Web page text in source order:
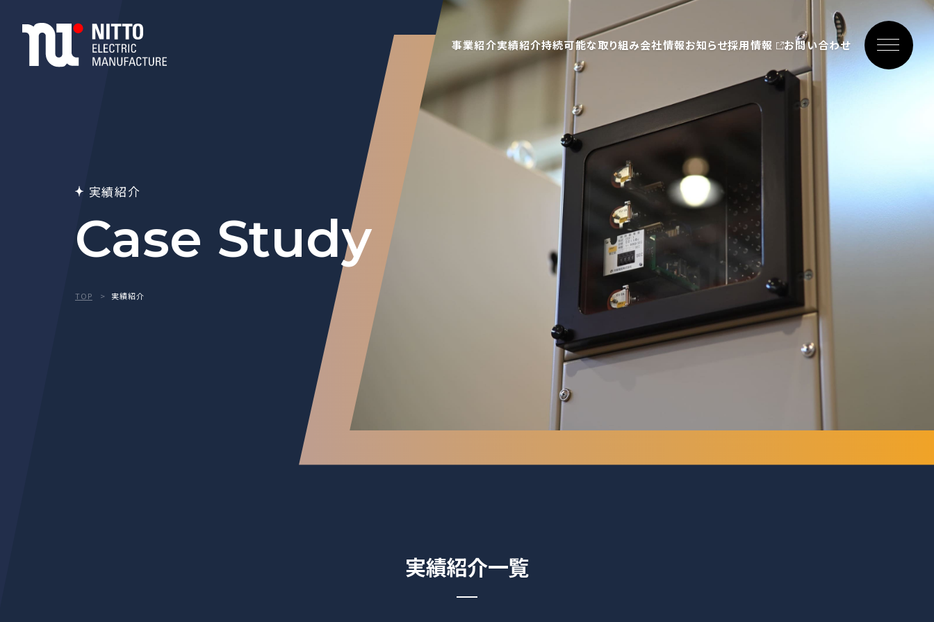
事業紹介実績紹介持続可能な取り組み会社情報お知らせ採用情報 お問い合わせ
実績紹介
Case Study
TOP 実績紹介
実績紹介一覧